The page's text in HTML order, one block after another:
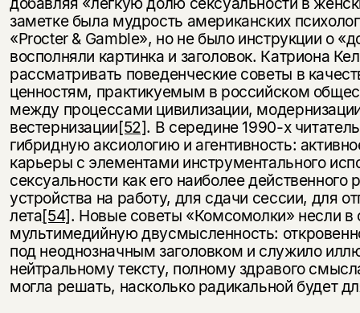
заметке была мудрость американских
«Procter & Gamble», но не было инструкции о
восполняли картинка и заголовок. Катриона
рассматривать поведенческие советы в
ценностям, практикуемым в российском
между процессами цивилизации,
вестернизации[52]. В середине 1990-х
гибридную аксиологию и агентивность:
карьеры с элементами инструментального
сексуальности как его наиболее действенного
устройства на работу, для сдачи сессии, для
лета[54]. Новые советы «Комсомолки» несли в
мультимедийную двусмысленность:
под неоднозначным заголовком и служило
нейтральному тексту, полному здравого
могла решать, насколько радикальной будет